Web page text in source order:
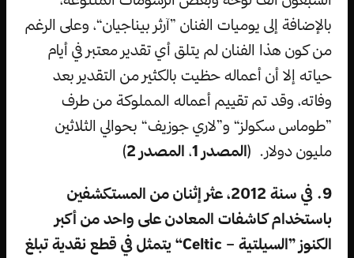
بالإضافة إلى يوميات الفنان ”آرثر بيناجيان“، وعلى الرغم
من كون هذا الفنان لم يتلق أي تقدير معتبر في أيام
حياته إلا أن أعماله حظيت بالكثير من التقدير بعد
وفاته، وقد تم تقييم أعماله المملوكة من طرف
”طوماس سكولز“ و”لاري جوزيف“ بحوالي الثلاثين
مليون دولار. (المصدر 1 ، المصدر 2 )
9. في سنة 2012، عثر إثنان من المستكشفين
باستخدام كاشفات المعادن على واحد من أكبر
الكنوز ”السيلتية – Celtic“ يتمثل في قطع نقدية تبلغ